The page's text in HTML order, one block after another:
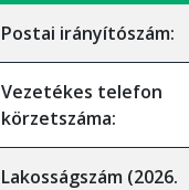
Postai irányítószám:
Vezetékes telefon
körzetszáma:
Lakosságszám (2026.